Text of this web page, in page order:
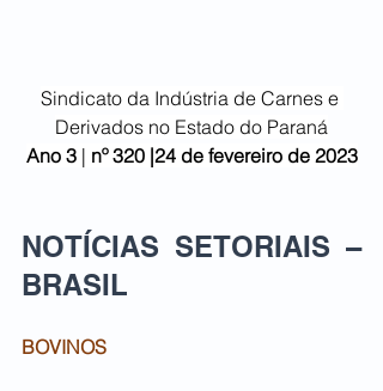
Sindicato da Indústria de Carnes e
Derivados no Estado do Paraná
Ano 3 | nº 320 |24 de fevereiro de 2023
NOTÍCIAS SETORIAIS –
BRASIL
BOVINOS